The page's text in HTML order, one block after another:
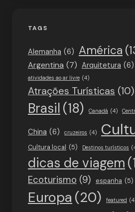
TAGS
Alemanha (6) América
Argentina (7) Arquitetura (6)
atividades ao ar livre (4)
Atrações Turísticas (10)
Brasil (18) Canadá (4)
China (6) cruzeiros (4)
Cultura local (5) Destinos turísticos
dicas de viagem
Ecoturismo (9) espanha (5)
Europa (20) featured